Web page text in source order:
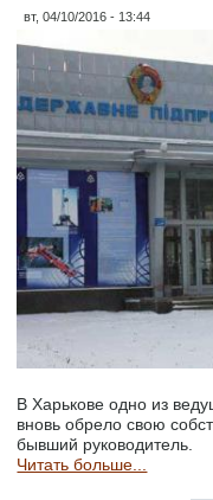
вт, 04/10/2016 - 13:44
В Харькове одно из
вновь обрело свою
бывший руководитель.
Читать больше...